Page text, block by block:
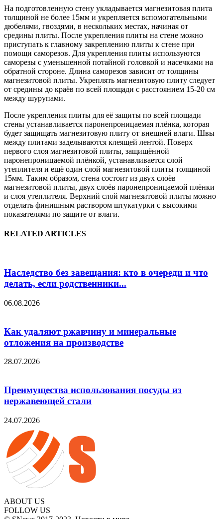
На подготовленную стену укладывается магнезитовая плита
толщиной не более 15мм и укрепляется вспомогательными
дюбелями, гвоздями, в нескольких местах, начиная от
средины плиты. После укрепления плиты на стене можно
приступать к главному закреплению плиты к стене при
помощи саморезов. Для укрепления плиты используются
саморезы с уменьшенной потайной головкой и насечками на
обратной стороне. Длина саморезов зависит от толщины
магнезитовой плиты. Укреплять магнезитовую плиту следует
от средины до краёв по всей площади с расстоянием 15-20 см
между шурупами.
После укрепления плиты для её защиты по всей площади
стены устанавливается паронепроницаемая плёнка, которая
будет защищать магнезитовую плиту от внешней влаги. Швы
между плитами заделываются клеящей лентой. Поверх
первого слоя магнезитовой плиты, защищённой
паронепроницаемой плёнкой, устанавливается слой
утеплителя и ещё один слой магнезитовой плиты толщиной
15мм. Таким образом, стена состоит из двух слоёв
магнезитовой плиты, двух слоёв паронепроницаемой плёнки
и слоя утеплителя. Верхний слой магнезитовой плиты можно
отделать финишным раствором штукатурки с высокими
показателями по защите от влаги.
RELATED ARTICLES
Наследство без завещания: кто в очереди и что
делать, если родственники...
06.08.2026
Как удаляют ржавчину и минеральные
отложения на производстве
28.07.2026
Преимущества использования посуды из
нержавеющей стали
24.07.2026
ABOUT US
FOLLOW US